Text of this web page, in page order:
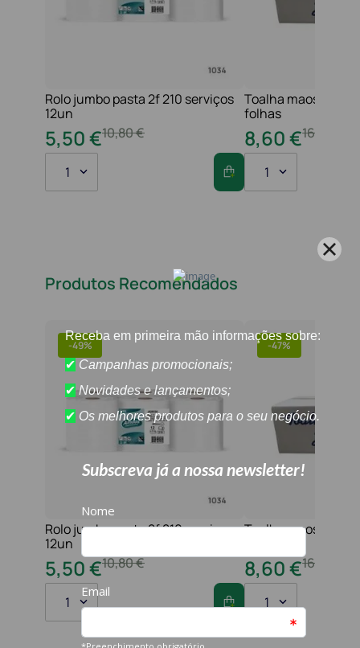
Rolo jumbo pasta 2f 210 serviços
12un
10,80€
5,50€
1
Toalha maos 2f
folhas
16
8,60€
1
Produtos Recomendados
-49%
Rolo jumbo pasta 2f 210 serviços
12un
10,80€
5,50€
1
-47%
Toalha maos 2f
16
8,60€
1